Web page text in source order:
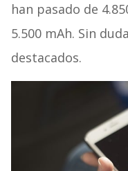
han pasado de
5.500 mAh. Sin
destacados.